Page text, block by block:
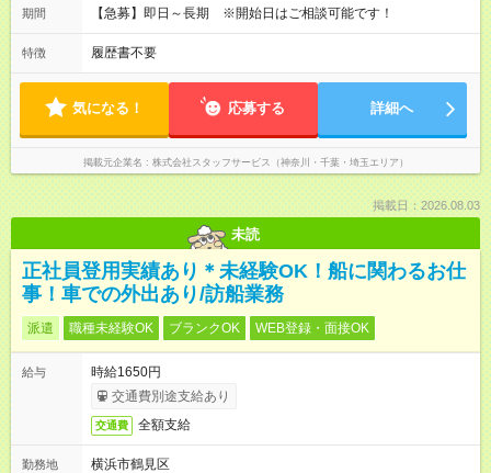
期間 【急募】即日～長期 ※開始日はご相談可能です！
特徴 履歴書不要
気になる！ 応募する 詳細へ
掲載元企業名 株式会社スタッフサービス（神奈川・千葉・埼玉エリア）
掲載日：2026.08.03
未読
正社員登用実績あり＊未経験OK！船に関わるお仕
事！車での外出あり/訪船業務
派遣 職種未経験OK ブランクOK WEB登録・面接OK
給与
時給1650円
交通費別途支給あり
交通費 全額支給
勤務地
横浜市鶴見区